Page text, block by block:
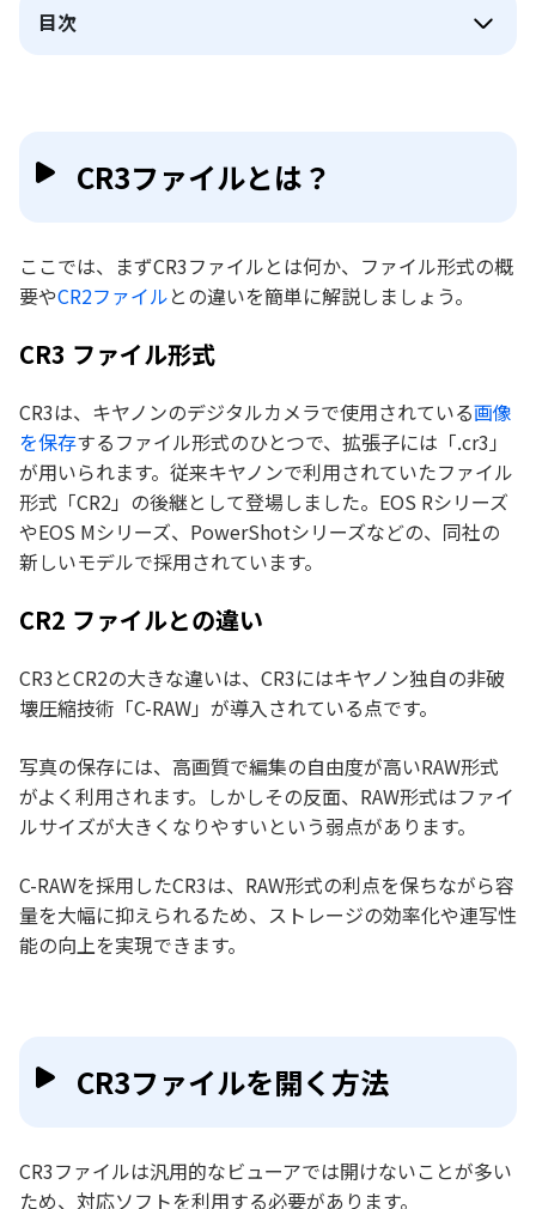
目次
CR3ファイルとは？
ここでは、まずCR3ファイルとは何か、ファイル形式の概
要やCR2ファイルとの違いを簡単に解説しましょう。
CR3 ファイル形式
CR3は、キヤノンのデジタルカメラで使用されている画像
を保存するファイル形式のひとつで、拡張子には「.cr3」
が用いられます。従来キヤノンで利用されていたファイル
形式「CR2」の後継として登場しました。EOS Rシリーズ
やEOS Mシリーズ、PowerShotシリーズなどの、同社の
新しいモデルで採用されています。
CR2 ファイルとの違い
CR3とCR2の大きな違いは、CR3にはキヤノン独自の非破
壊圧縮技術「C-RAW」が導入されている点です。
写真の保存には、高画質で編集の自由度が高いRAW形式
がよく利用されます。しかしその反面、RAW形式はファイ
ルサイズが大きくなりやすいという弱点があります。
C-RAWを採用したCR3は、RAW形式の利点を保ちながら容
量を大幅に抑えられるため、ストレージの効率化や連写性
能の向上を実現できます。
CR3ファイルを開く方法
CR3ファイルは汎用的なビューアでは開けないことが多い
ため、対応ソフトを利用する必要があります。